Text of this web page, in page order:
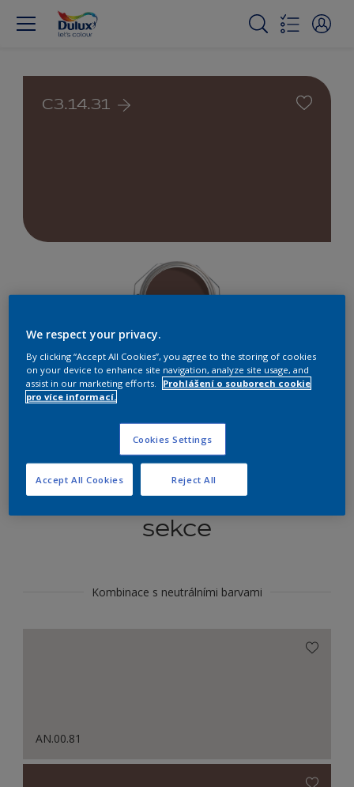
C3.14.31
Najít výrobek v tomto odstínu
Koordinovat barevné
sekce
Kombinace s neutrálními barvami
AN.00.81
We respect your privacy.
By clicking “Accept All Cookies”, you agree to the storing of cookies
on your device to enhance site navigation, analyze site usage, and
assist in our marketing efforts.
Prohlášení o souborech cookie
pro více informací.
Cookies Settings
Reject All
Accept All Cookies